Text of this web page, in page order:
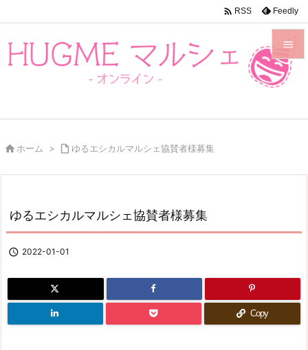


メニュ
前へ

 RSS Feedly
 ホーム >  ゆるエシカルマルシェ協賛者様募集
ゆるエシカルマルシェ協賛者様募集
 2022-01-01
Copy